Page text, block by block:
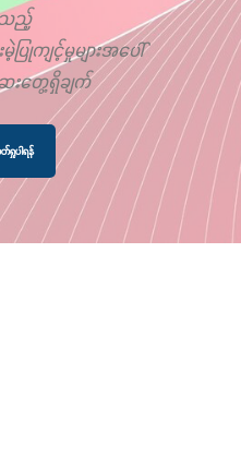
ည့်
ြုကျင့်မှုများအပေါ်
းတွေ့ရှိချက်
ပါရန်